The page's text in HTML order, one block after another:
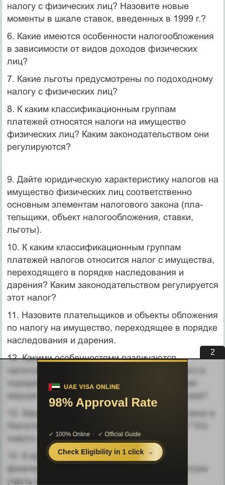
налогу с физических лиц? Назовите новые
моменты в шкале ставок, введенных в 1999 г.?
6. Какие имеются особенности налогообложения
в зависимости от видов доходов физических
лиц?
7. Какие льготы предусмотрены по подоходному
налогу с физических лиц?
8. К каким классификационным группам
платежей относятся налоги на имущество
физических лиц? Каким законодательством они
регулиру­ются?
9. Дайте юридическую характеристику налогов на
имущество физи­ческих лиц соответственно
основным элементам налогового закона (пла­
тельщики, объект налогообложения, ставки,
льготы).
10. К каким классификационным группам
платежей налогов относит­ся налог с имущества,
переходящего в порядке наследования и
дарения? Каким законодательством регулируется
этот налог?
11. Назовите плательщиков и объекты обложения
по налогу на иму­щество, переходящее в порядке
наследования и дарения.
12. Какими особенностями различаются
налогообложение имущест­ва, переходящего в
порядке наследования, от налогообложения
имущест­ва, переходящего в порядке дарения?
13. Какие налоги с физических лиц закреплены в
Налоговом кодексе России (часть первая)? Что
нового в его нормах по этому вопросу?
14. К каким уровням относятся налоги с
физических лиц по Налого­вому кодексу России
(часть первая)?
1